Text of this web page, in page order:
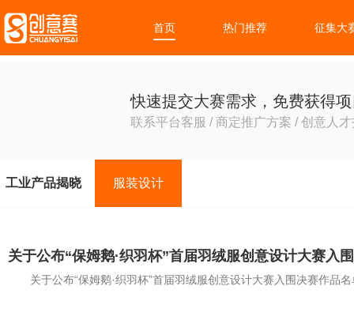
首页 热门推荐 征集大
快速提交大赛需求，免费获得
联系平台客服 / 商定推广方案 / 创意人
工业产品揭晓 服装设计
关于公布“保姆鹅·织羽杯”首届羽绒服创意设计大赛入
关于公布“保姆鹅·织羽杯”首届羽绒服创意设计大赛入围决赛